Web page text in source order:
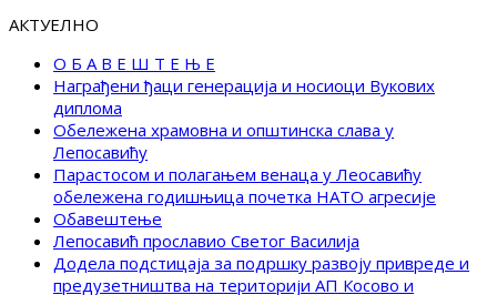
АКТУЕЛНО
О Б А В Е Ш Т Е Њ Е
Награђени ђаци генерација и носиоци Вукових
диплома
Обележена храмовна и општинска слава у
Лепосавићу
Парастосом и полагањем венаца у Леосавићу
обележена годишњица почетка НАТО агресије
Обавештење
Лепосавић прославио Светог Василија
Додела подстицаја за подршку развоју привреде и
предузетништва на територији АП Косово и